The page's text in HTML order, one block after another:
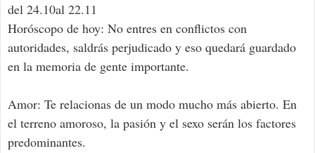
del 24.10al 22.11
Horóscopo de hoy: No entres en conflictos con
autoridades, saldrás perjudicado y eso quedará guardado
en la memoria de gente importante.
Amor: Te relacionas de un modo mucho más abierto. En
el terreno amoroso, la pasión y el sexo serán los factores
predominantes.